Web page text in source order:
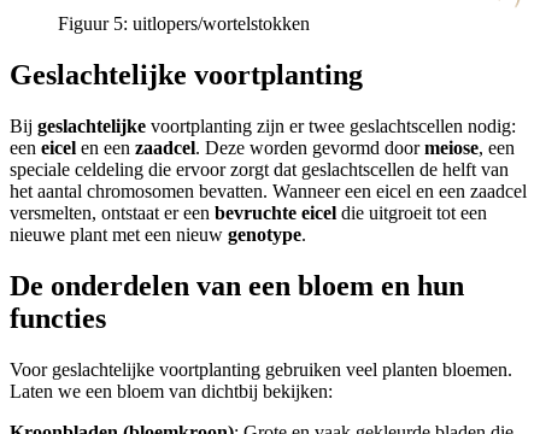
Figuur 5: uitlopers/wortelstokken
Geslachtelijke voortplanting
Bij geslachtelijke voortplanting zijn er twee geslachtscellen nodig:
een eicel en een zaadcel. Deze worden gevormd doormeiose, een
speciale celdeling die ervoor zorgt dat geslachtscellen de helft van
het aantal chromosomen bevatten. Wanneer een eicel en een zaadcel
versmelten, ontstaat er een bevruchte eicel die uitgroeit tot een
nieuwe plant met een nieuw genotype.
De onderdelen van een bloem en hun
functies
Voor geslachtelijke voortplanting gebruiken veel planten bloemen.
Laten we een bloem van dichtbij bekijken: